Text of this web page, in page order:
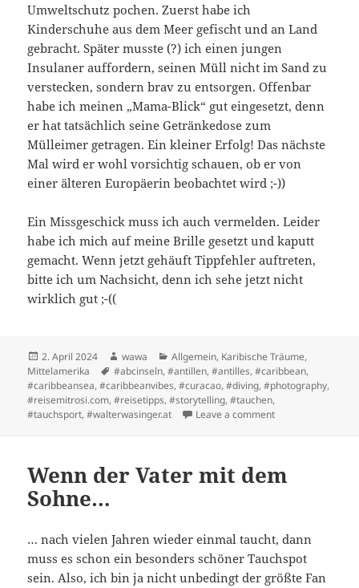
Umweltschutz pochen. Zuerst habe ich
Kinderschuhe aus dem Meer gefischt und an Land
gebracht. Später musste (?) ich einen jungen
Insulaner auffordern, seinen Müll nicht im Sand zu
verstecken, sondern brav zu entsorgen. Offenbar
habe ich meinen „Mama-Blick“ gut eingesetzt, denn
er hat tatsächlich seine Getränkedose zum
Mülleimer getragen. Ein kleiner Erfolg! Das nächste
Mal wird er wohl vorsichtig schauen, ob er von
einer älteren Europäerin beobachtet wird ;-))
Ein Missgeschick muss ich auch vermelden. Leider
habe ich mich auf meine Brille gesetzt und kaputt
gemacht. Wenn jetzt gehäuft Tippfehler auftreten,
bitte ich um Nachsicht, denn ich sehe jetzt nicht
wirklich gut ;-((
Posted
on
2. April 2024 Author
wawa Categories
Allgemein, Karibische Träume,
Mittelamerika
Tags
#abcinseln,#antillen,#antilles,#caribbean,
#caribbeansea,#caribbeanvibes,#curacao,#diving,#photography,
#reisemitrosi.com,#reisetipps,#storytelling,#tauchen,
#tauchsport,#walterwasinger.at Leave a commenton Same
Wenn der Vater mit dem
Sohne…
… nach vielen Jahren wieder einmal taucht, dann
muss es schon ein besonders schöner Tauchspot
sein. Also, ich bin ja nicht unbedingt der größte Fan